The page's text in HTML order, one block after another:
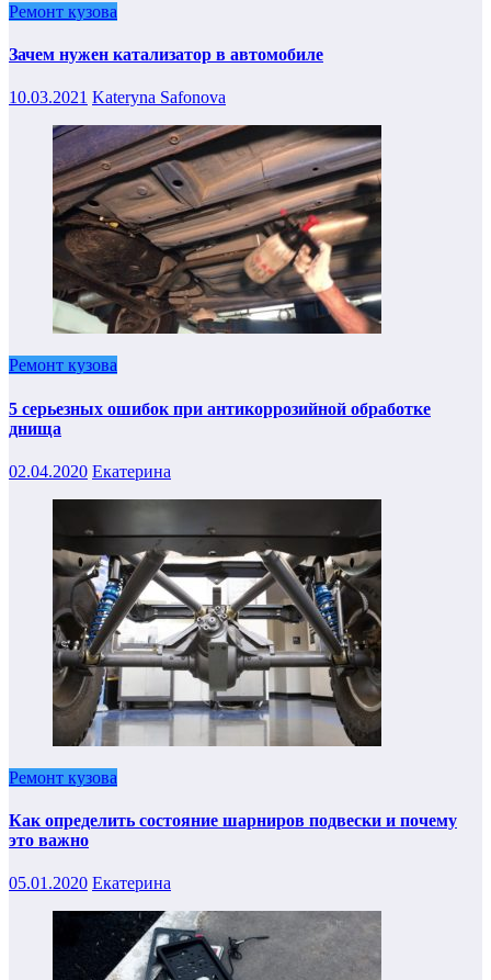
Ремонт кузова
Зачем нужен катализатор в автомобиле
10.03.2021 Kateryna Safonova
Ремонт кузова
5 серьезных ошибок при антикоррозийной обработке
днища
02.04.2020 Екатерина
Ремонт кузова
Как определить состояние шарниров подвески и почему
это важно
05.01.2020 Екатерина